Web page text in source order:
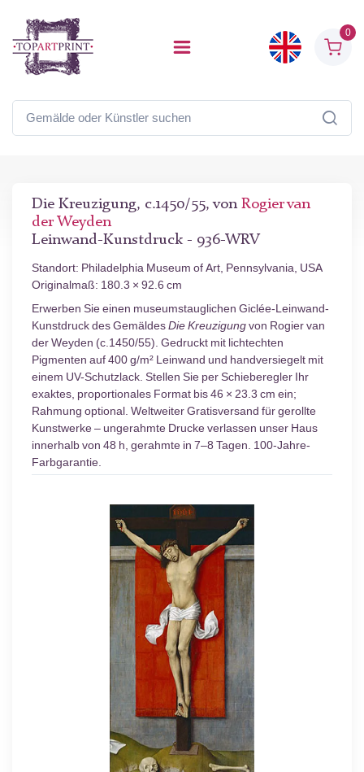
0
Die Kreuzigung, c.1450/55, von Rogier van
der Weyden
Leinwand-Kunstdruck - 936-WRV
Standort: Philadelphia Museum of Art, Pennsylvania, USA
Originalmaß: 180.3 × 92.6 cm
Erwerben Sie einen museumstauglichen Giclée-Leinwand-
Kunstdruck des GemäldesDie Kreuzigungvon Rogier van
der Weyden (c.1450/55). Gedruckt mit lichtechten
Pigmenten auf 400 g/m² Leinwand und handversiegelt mit
einem UV-Schutzlack. Stellen Sie per Schieberegler Ihr
exaktes, proportionales Format bis 46 × 23.3 cm ein;
Rahmung optional. Weltweiter Gratisversand für gerollte
Kunstwerke – ungerahmte Drucke verlassen unser Haus
innerhalb von 48 h, gerahmte in 7–8 Tagen. 100-Jahre-
Farbgarantie.